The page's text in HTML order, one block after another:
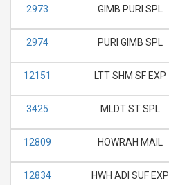
2973 GIMB PURI SPL
2974 PURI GIMB SPL
12151 LTT SHM SF EXP
3425 MLDT ST SPL
12809 HOWRAH MAIL
12834 HWH ADI SUF EXP